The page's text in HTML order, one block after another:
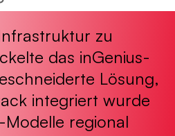
zu
das inGenius-
Lösung,
integriert wurde
regional